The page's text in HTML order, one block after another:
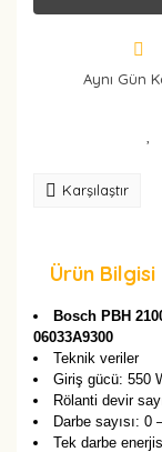
Aynı Gün
Karşılaştır
Ürün Bilgisi
Bosch PBH
06033A9300
Teknik veriler
Giriş gücü: 550
Rölanti devir
Darbe sayısı: 0
Tek darbe